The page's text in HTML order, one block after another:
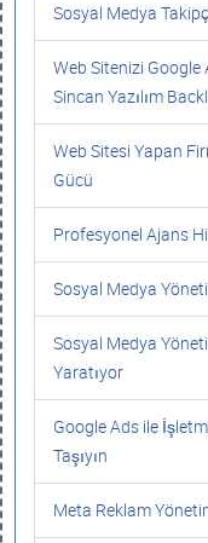
Sosyal Medya
Web Sitenizi Google
Sincan Yazılım
Web Sitesi Yapan
Gücü
Profesyonel Ajans
Sosyal Medya
Sosyal Medya
Yaratıyor
Google Ads ile
Taşıyın
Meta Reklam